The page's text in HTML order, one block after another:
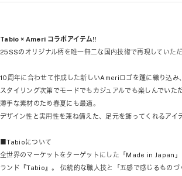
へ
Tabio × Ameri コラボアイテム!!
25SSのオリジナル柄を唯一無二な国内技術で再現していた
10周年に合わせて作成した新しいAmeriロゴを踵に織り込み
スタイリング次第でモードでもカジュアルでも楽しんでいた
薄手な素材のため春夏にも最適。
デザイン性と実用性を兼ね備えた、足元を飾ってくれるアイ
■Tabioについて
全世界のマーケットをターゲットにした「Made in Japan」
ランド『Tabio』。 伝統的な職人技と「五感で感じるもの